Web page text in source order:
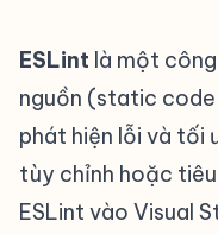
ESLint là một
nguồn (static
phát hiện lỗi và tối
tùy chỉnh hoặc
ESLint vào Visual